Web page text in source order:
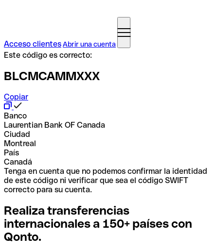
Acceso clientesAbrir una cuenta
Este código es correcto:
BLCMCAMMXXX
Copiar
Banco
Laurentian Bank OF Canada
Ciudad
Montreal
País
Canadá
Tenga en cuenta que no podemos confirmar la identidad
de este código ni verificar que sea el código SWIFT
correcto para su cuenta.
Realiza transferencias
internacionales a 150+ países con
Qonto.